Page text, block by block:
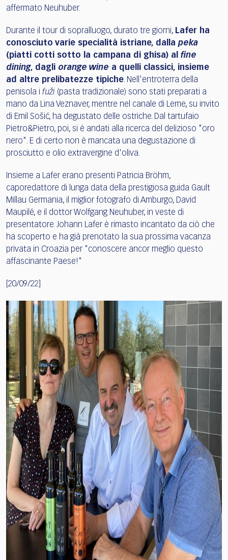
affermato Neuhuber.
Durante il tour di sopralluogo, durato tre giorni, Lafer ha
conosciuto varie specialità istriane, dalla peka
(piatti cotti sotto la campana di ghisa) al fine
dining, dagli orange wine a quelli classici, insieme
ad altre prelibatezze tipiche. Nell'entroterra della
penisola i fuži (pasta tradizionale) sono stati preparati a
mano da Lina Veznaver, mentre nel canale di Leme, su invito
di Emil Sošić, ha degustato delle ostriche. Dal tartufaio
Pietro&Pietro, poi, si è andati alla ricerca del delizioso "oro
nero". E di certo non è mancata una degustazione di
prosciutto e olio extravergine d'oliva.
Insieme a Lafer erano presenti Patricia Bröhm,
caporedattore di lunga data della prestigiosa guida Gault
Millau Germania, il miglior fotografo di Amburgo, David
Maupilé, e il dottor Wolfgang Neuhuber, in veste di
presentatore. Johann Lafer è rimasto incantato da ciò che
ha scoperto e ha già prenotato la sua prossima vacanza
privata in Croazia per "conoscere ancor meglio questo
affascinante Paese!"
[20/09/22]